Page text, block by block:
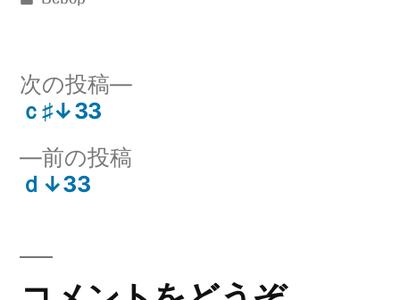
ー:
投
稿
ビ
ゲ
前の投稿
ｄ↓33
次の投稿
次
ｃ♯↓33